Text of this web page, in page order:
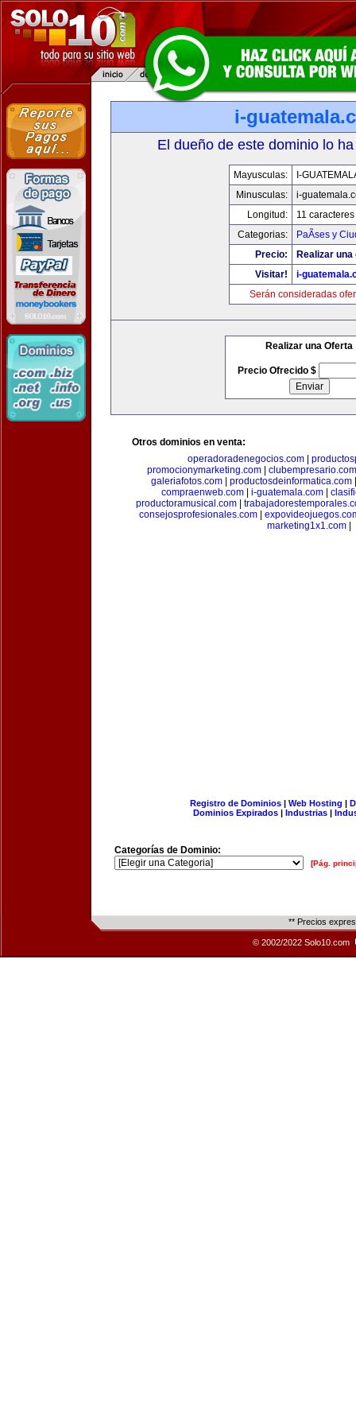
i-
El dueño de este dominio lo
Mayusculas:
I-
Minusculas:
i-
Longitud:
11 caracteres
Categorias:
PaÃ­ses y
Precio:
Realizar
Visitar!
i-
Serán consideradas
Realizar una Oferta
Precio Ofrecido $
Otros dominios en venta:
operadoradenegocios.com|
promocionymarketing.com| clubempresario.com
galeriafotos.com
productosdeinformatica.com
compraenweb.com| i-guatemala.com|
productoramusical.com
consejosprofesionales.com|
marketing1x1.com
Registro de Dominios| Web Hosting |
Dominios Expirados | Industrias |
Categorías de Dominio:
[Pág.
** Precios
© 2002/2022 Solo10.com